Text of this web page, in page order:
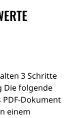
3 Schritte
Die folgende
Dokument
einem